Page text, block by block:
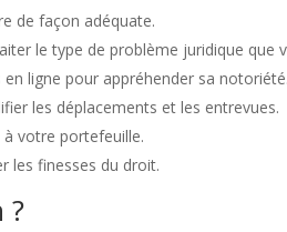
de façon adéquate.
le type de problème juridique que
ligne pour appréhender sa notoriété.
les déplacements et les entrevues.
à votre portefeuille.
les finesses du droit.
?